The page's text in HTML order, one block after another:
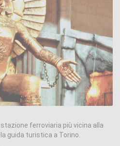
ferroviaria più vicina alla
guida turistica a Torino.